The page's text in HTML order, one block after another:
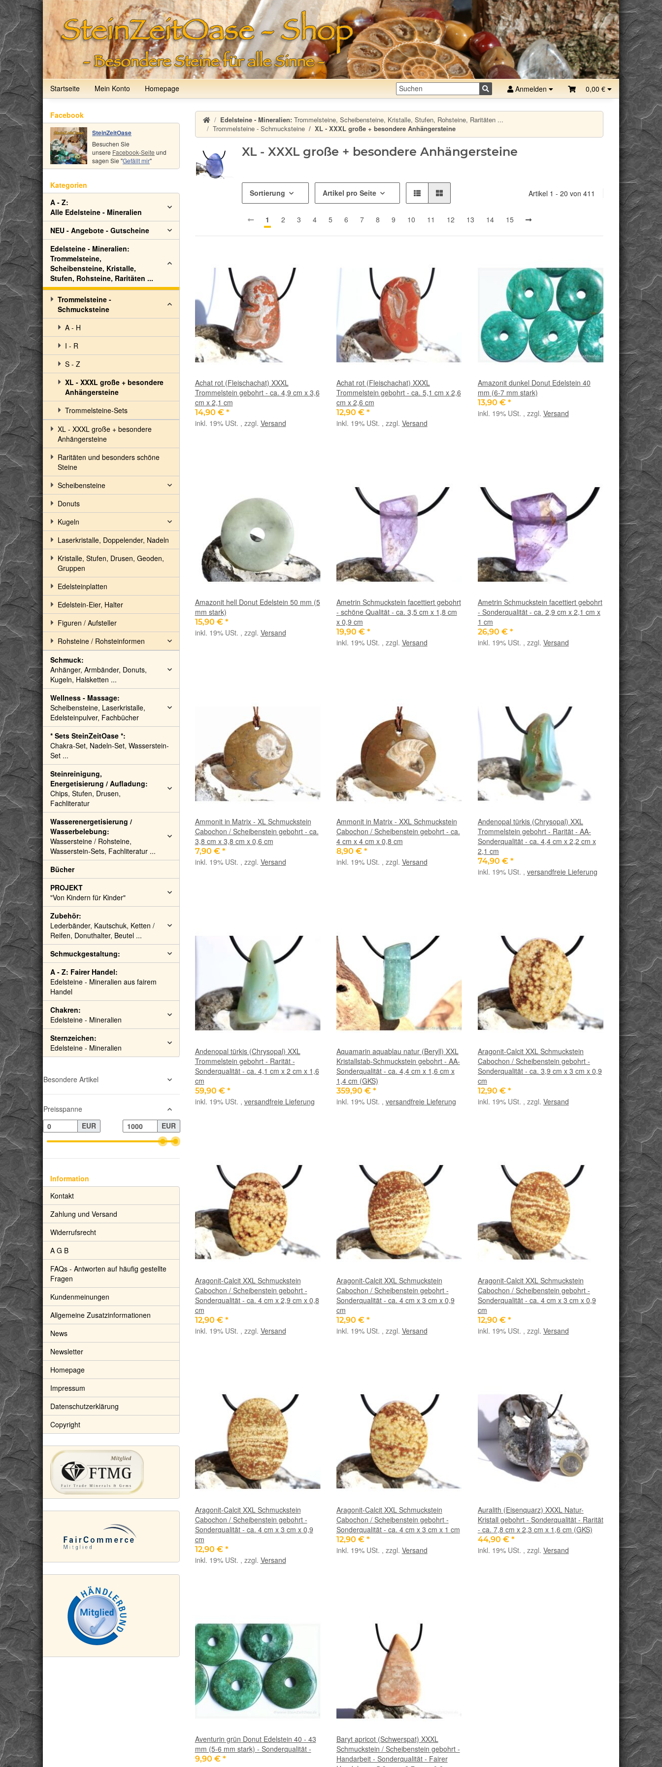
Startseite Mein Konto Homepage Anmelden 0,00 €
Edelsteine - Mineralien: Trommelsteine, Scheibensteine, Kristalle, Stufen, Rohsteine, Raritäten ...
Trommelsteine - Schmucksteine
XL - XXXL große + besondere Anhängersteine
XL - XXXL große + besondere Anhängersteine
Sortierung Artikel pro Seite Artikel 1 - 20 von 411
1 2 3 4 5 6 7 8 9 10 11 12 13 14 15
Achat rot (Fleischachat) XXXL
Trommelstein gebohrt - ca. 4,9 cm x 3,6
cm x 2,1 cm
14,90 € *
inkl. 19% USt. , zzgl. Versand
Achat rot (Fleischachat) XXXL
Trommelstein gebohrt - ca. 5,1 cm x 2,6
cm x 2,6 cm
12,90 € *
inkl. 19% USt. , zzgl. Versand
Amazonit dunkel Donut Edelstein 40
mm (6-7 mm stark)
13,90 € *
inkl. 19% USt. , zzgl. Versand
Amazonit hell Donut Edelstein 50 mm (5
mm stark)
15,90 € *
inkl. 19% USt. , zzgl. Versand
Ametrin Schmuckstein facettiert gebohrt
- schöne Qualität - ca. 3,5 cm x 1,8 cm
x 0,9 cm
19,90 € *
inkl. 19% USt. , zzgl. Versand
Ametrin Schmuckstein facettiert gebohrt
- Sonderqualität - ca. 2,9 cm x 2,1 cm x
1 cm
26,90 € *
inkl. 19% USt. , zzgl. Versand
Ammonit in Matrix - XL Schmuckstein
Cabochon / Scheibenstein gebohrt - ca.
3,8 cm x 3,8 cm x 0,6 cm
7,90 € *
inkl. 19% USt. , zzgl. Versand
Ammonit in Matrix - XXL Schmuckstein
Cabochon / Scheibenstein gebohrt - ca.
4 cm x 4 cm x 0,8 cm
8,90 € *
inkl. 19% USt. , zzgl. Versand
Andenopal türkis (Chrysopal) XXL
Trommelstein gebohrt - Rarität - AA-
Sonderqualität - ca. 4,4 cm x 2,2 cm x
2,1 cm
74,90 € *
inkl. 19% USt. , versandfreie Lieferung
Andenopal türkis (Chrysopal) XXL
Trommelstein gebohrt - Rarität -
Sonderqualität - ca. 4,1 cm x 2 cm x 1,6
cm
59,90 € *
inkl. 19% USt. , versandfreie Lieferung
Aquamarin aquablau natur (Beryll) XXL
Kristallstab-Schmuckstein gebohrt - AA-
Sonderqualität - ca. 4,4 cm x 1,6 cm x
1,4 cm (GKS)
359,90 € *
inkl. 19% USt. , versandfreie Lieferung
Aragonit-Calcit XXL Schmuckstein
Cabochon / Scheibenstein gebohrt -
Sonderqualität - ca. 3,9 cm x 3 cm x 0,9
cm
12,90 € *
inkl. 19% USt. , zzgl. Versand
Aragonit-Calcit XXL Schmuckstein
Cabochon / Scheibenstein gebohrt -
Sonderqualität - ca. 4 cm x 2,9 cm x 0,8
cm
12,90 € *
inkl. 19% USt. , zzgl. Versand
Aragonit-Calcit XXL Schmuckstein
Cabochon / Scheibenstein gebohrt -
Sonderqualität - ca. 4 cm x 3 cm x 0,9
cm
12,90 € *
inkl. 19% USt. , zzgl. Versand
Aragonit-Calcit XXL Schmuckstein
Cabochon / Scheibenstein gebohrt -
Sonderqualität - ca. 4 cm x 3 cm x 0,9
cm
12,90 € *
inkl. 19% USt. , zzgl. Versand
Aragonit-Calcit XXL Schmuckstein
Cabochon / Scheibenstein gebohrt -
Sonderqualität - ca. 4 cm x 3 cm x 0,9
cm
12,90 € *
inkl. 19% USt. , zzgl. Versand
Aragonit-Calcit XXL Schmuckstein
Cabochon / Scheibenstein gebohrt -
Sonderqualität - ca. 4 cm x 3 cm x 1 cm
12,90 € *
inkl. 19% USt. , zzgl. Versand
Auralith (Eisenquarz) XXXL Natur-
Kristall gebohrt - Sonderqualität - Rarität
- ca. 7,8 cm x 2,3 cm x 1,6 cm (GKS)
44,90 € *
inkl. 19% USt. , zzgl. Versand
Aventurin grün Donut Edelstein 40 - 43
mm (5-6 mm stark) - Sonderqualität -
9,90 € *
Baryt apricot (Schwerspat) XXXL
Schmuckstein / Scheibenstein gebohrt -
Handarbeit - Sonderqualität - Fairer
Facebook
SteinZeitOase
Besuchen Sie
unsere Facebook-Seite und
sagen Sie "Gefällt mir"
Kategorien
A - Z:
Alle Edelsteine - Mineralien
NEU - Angebote - Gutscheine
Edelsteine - Mineralien:
Trommelsteine,
Scheibensteine, Kristalle,
Stufen, Rohsteine, Raritäten ...
Trommelsteine -
Schmucksteine
A - H
I - R
S - Z
XL - XXXL große + besondere
Anhängersteine
Trommelsteine-Sets
XL - XXXL große + besondere
Anhängersteine
Raritäten und besonders schöne
Steine
Scheibensteine
Donuts
Kugeln
Laserkristalle, Doppelender, Nadeln
Kristalle, Stufen, Drusen, Geoden,
Gruppen
Edelsteinplatten
Edelstein-Eier, Halter
Figuren / Aufsteller
Rohsteine / Rohsteinformen
Schmuck:
Anhänger, Armbänder, Donuts,
Kugeln, Halsketten ...
Wellness - Massage:
Scheibensteine, Laserkristalle,
Edelsteinpulver, Fachbücher
* Sets SteinZeitOase *:
Chakra-Set, Nadeln-Set, Wasserstein-
Set ...
Steinreinigung,
Energetisierung / Aufladung:
Chips, Stufen, Drusen,
Fachliteratur
Wasserenergetisierung /
Wasserbelebung:
Wassersteine / Rohsteine,
Wasserstein-Sets, Fachliteratur ...
Bücher
PROJEKT
"Von Kindern für Kinder"
Zubehör:
Lederbänder, Kautschuk, Ketten /
Reifen, Donuthalter, Beutel ...
Schmuckgestaltung:
A - Z: Fairer Handel:
Edelsteine - Mineralien aus fairem
Handel
Chakren:
Edelsteine - Mineralien
Sternzeichen:
Edelsteine - Mineralien
Besondere Artikel
Preisspanne
EUR
EUR
Information
Kontakt
Zahlung und Versand
Widerrufsrecht
A G B
FAQs - Antworten auf häufig gestellte
Fragen
Kundenmeinungen
Allgemeine Zusatzinformationen
News
Newsletter
Homepage
Impressum
Datenschutzerklärung
Copyright